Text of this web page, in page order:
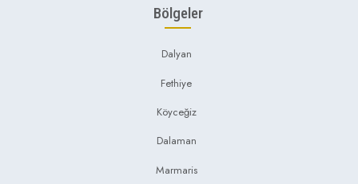
Bölgeler
Dalyan
Fethiye
Köyceğiz
Dalaman
Marmaris